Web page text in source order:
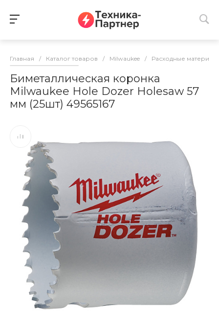
Главная / Каталог товаров / Milwaukee / Расходные
Биметаллическая коронка
Milwaukee Hole Dozer Holesaw 57
мм (25шт) 49565167